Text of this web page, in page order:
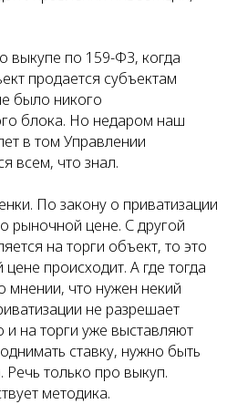
выкупе по 159-ФЗ, когда
продается субъектам
было никого
блока. Но недаром наш
в том Управлении
всем, что знал.
По закону о приватизации
рыночной цене. С другой
на торги объект, то это
происходит. А где тогда
мнении, что нужен некий
не разрешает
и на торги уже выставляют
ставку, нужно быть
только про выкуп.
методика.